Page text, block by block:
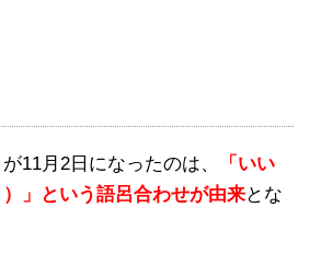
11月2日になったのは、
「いい
）」という語呂合わせが由来とな